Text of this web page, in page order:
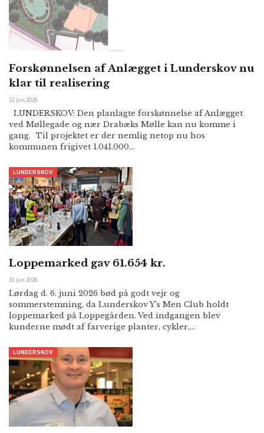
Forskønnelsen af Anlægget i Lunderskov nu
klar til realisering
12. jun 2026
LUNDERSKOV: Den planlagte forskønnelse af Anlægget
ved Møllegade og nær Drabæks Mølle kan nu komme i
gang. Til projektet er der nemlig netop nu hos
kommunen frigivet 1.041.000…
LUNDERSKOV
Loppemarked gav 61.654 kr.
10. jun 2026
Lørdag d. 6. juni 2026 bød på godt vejr og
sommerstemning, da Lunderskov Y’s Men Club holdt
loppemarked på Loppegården. Ved indgangen blev
kunderne mødt af farverige planter, cykler,…
LUNDERSKOV